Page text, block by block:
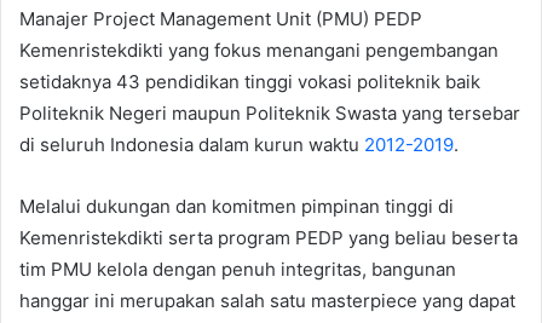
Manajer Project Management Unit (PMU) PEDP
Kemenristekdikti yang fokus menangani pengembangan
setidaknya 43 pendidikan tinggi vokasi politeknik baik
Politeknik Negeri maupun Politeknik Swasta yang tersebar
di seluruh Indonesia dalam kurun waktu 2012-2019.
Melalui dukungan dan komitmen pimpinan tinggi di
Kemenristekdikti serta program PEDP yang beliau beserta
tim PMU kelola dengan penuh integritas, bangunan
hanggar ini merupakan salah satu masterpiece yang dapat